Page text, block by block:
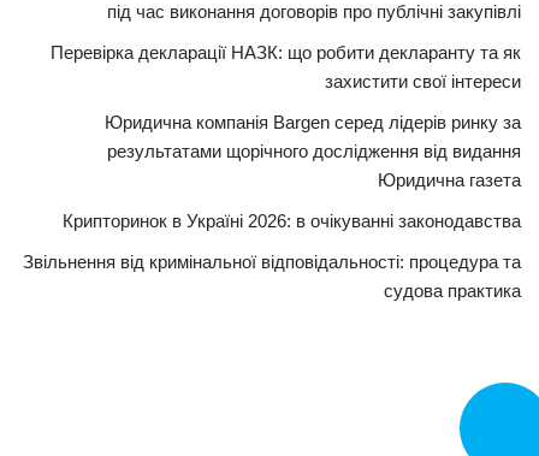
під час виконання договорів про публічні закупівлі
Перевірка декларації НАЗК: що робити декларанту та як
захистити свої інтереси
Юридична компанія Bargen серед лідерів ринку за
результатами щорічного дослідження від видання
Юридична газета
Крипторинок в Україні 2026: в очікуванні законодавства
Звільнення від кримінальної відповідальності: процедура та
судова практика